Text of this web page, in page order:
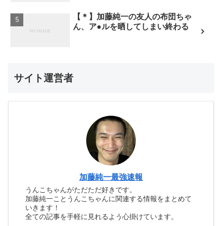
【＊】加藤純一の友人の布団ちゃ
ん、ア●ルを晒してしまい終わる
サイト運営者
加藤純一最強速報
うんこちゃんがただただ好きです。
加藤純一ことうんこちゃんに関連する情報をまとめて
いきます！
全ての記事を手軽に見れるよう心掛けています。